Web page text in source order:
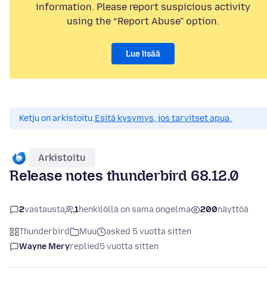
information. Please report suspicious activity
using the “Report Abuse” option.
Lue lisää
Ketju on arkistoitu.Esitä kysymys, jos tarvitset apua.
Arkistoitu
Release notes thunderbird 68.12.0
2vastausta 1henkilöllä on sama ongelma 200näyttöä
Thunderbird Muu
asked 5 vuotta sitten
Wayne Meryreplied5 vuotta sitten